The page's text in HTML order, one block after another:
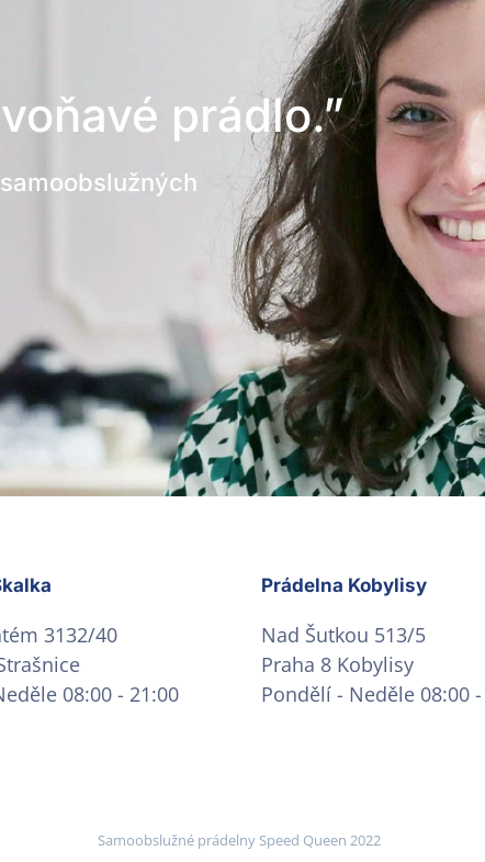
prádlo.”
3132/40
08:00 - 21:00
Prádelna Kobylisy
Nad Šutkou 513/5
Praha 8 Kobylisy
Pondělí - Neděle 08:00
Samoobslužné prádelny Speed Queen 2022